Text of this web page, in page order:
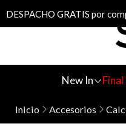
New In Final
DESPACHO GRATIS por
Inicio Accesorios